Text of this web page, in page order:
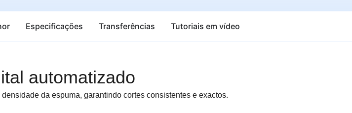
Especificações Transferências Tutoriais em vídeo
automatizado
da espuma, garantindo cortes consistentes e exactos.